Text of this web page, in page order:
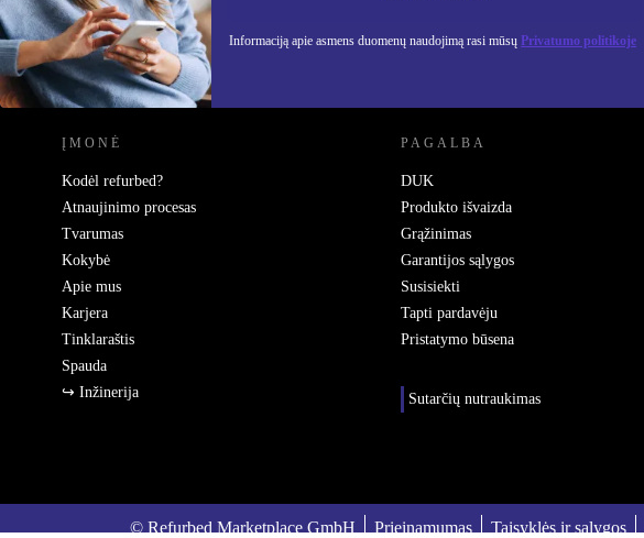
Informaciją apie asmens duomenų naudojimą rasi mūsų Privatumo politikoje
REFURBED LIETUVA - RETHINK NEW.
ĮMONĖ
Kodėl refurbed?
Atnaujinimo procesas
Tvarumas
Kokybė
Apie mus
Karjera
Tinklaraštis
Spauda
↪ Inžinerija
PAGALBA
DUK
Produkto išvaizda
Grąžinimas
Garantijos sąlygos
Susisiekti
Tapti pardavėju
Pristatymo būsena
Sutarčių nutraukimas
© Refurbed Marketplace GmbH Prieinamumas Taisyklės ir sąlygos